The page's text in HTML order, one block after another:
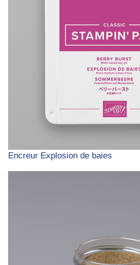
Encreur Explosion de baies